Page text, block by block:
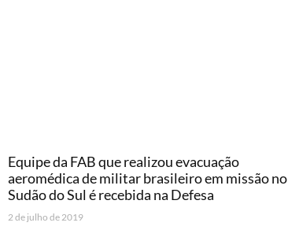
Equipe da FAB que realizou evacuação
aeromédica de militar brasileiro em missão no
Sudão do Sul é recebida na Defesa
2 de julho de 2019